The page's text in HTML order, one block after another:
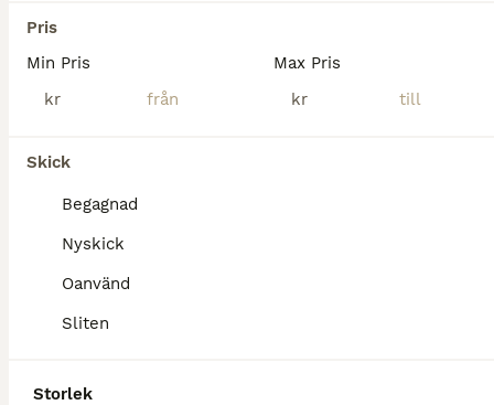
Pris
Min Pris
kr
Max Pris
kr
Skick
Begagnad
Nyskick
Oanvänd
Sliten
Storlek
Jönköping